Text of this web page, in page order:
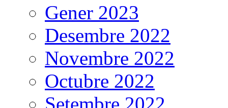
Gener 2023
Desembre 2022
Novembre 2022
Octubre 2022
Setembre 2022